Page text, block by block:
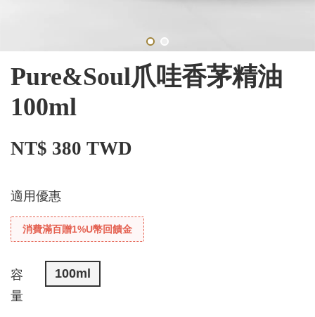
Pure&Soul爪哇香茅精油
100ml
NT$ 380 TWD
適用優惠
消費滿百贈1%U幣回饋金
容
量
100ml